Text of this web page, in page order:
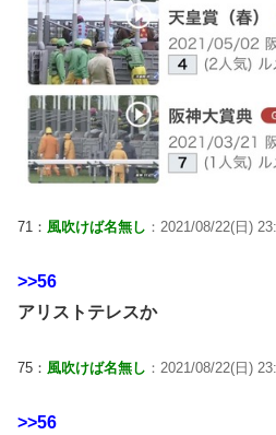
71： 風吹けば名無し ：2021/08/22(日)
>>56
アリストテレスか
75： 風吹けば名無し ：2021/08/22(日)
>>56